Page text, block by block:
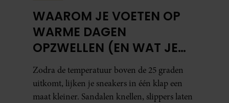
WAAROM JE VOETEN OP
WARME DAGEN
OPZWELLEN (EN WAT JE
ERAAN KUNT DOEN)
Zodra de temperatuur boven de 25 graden
uitkomt, lijken je sneakers in één klap een
maat kleiner. Sandalen knellen, slippers laten